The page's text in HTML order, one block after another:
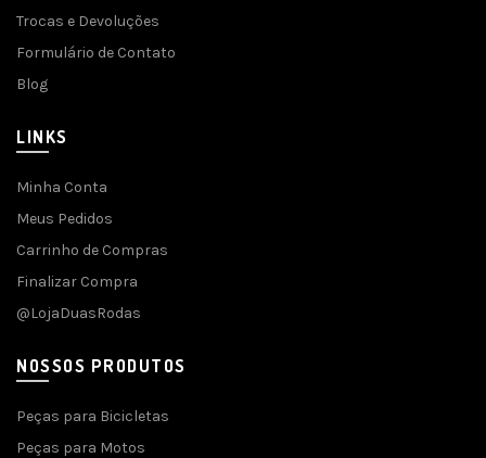
Trocas e Devoluções
Formulário de Contato
Blog
LINKS
Minha Conta
Meus Pedidos
Carrinho de Compras
Finalizar Compra
@LojaDuasRodas
NOSSOS PRODUTOS
Peças para Bicicletas
Peças para Motos